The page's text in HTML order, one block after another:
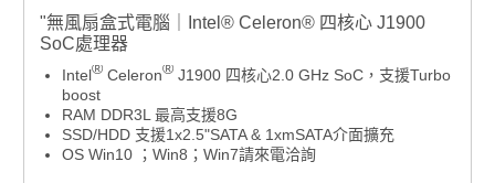
"無風扇盒式電腦｜Intel® Celeron® 四核心 J1900
SoC處理器
Intel® Celeron® J1900 四核心2.0 GHz SoC，支援Turbo
boost
RAM DDR3L 最高支援8G
SSD/HDD 支援1x2.5"SATA & 1xmSATA介面擴充
OS Win10 ；Win8；Win7請來電洽詢